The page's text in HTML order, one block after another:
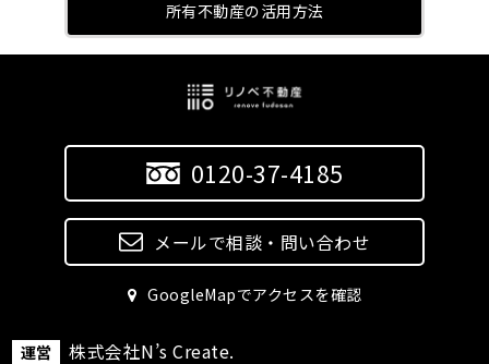
所有不動産の活用方法
0120-37-4185
メールで相談・問い合わせ
GoogleMapでアクセスを確認
運営 株式会社N’s Create.